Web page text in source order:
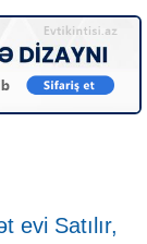
evi Satılır,